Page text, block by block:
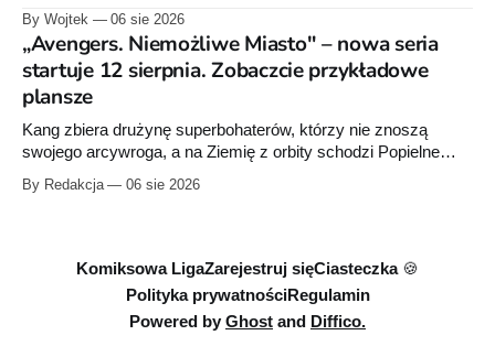
przygotowuje nową edycję albumu „Wróć do mnie, jeszcze
raz”, którego pierwsze wydanie ukazało się w 2015 roku.
By Wojtek 06 sie 2026
„Avengers. Niemożliwe Miasto" – nowa seria
startuje 12 sierpnia. Zobaczcie przykładowe
plansze
Kang zbiera drużynę superbohaterów, którzy nie znoszą
swojego arcywroga, a na Ziemię z orbity schodzi Popielne
Przymierze z królem Arturem na czele. Pierwszy tom nowej
serii Avengers autorstwa Jeda MacKaya trafia do sklepów 12
By Redakcja 06 sie 2026
Komiksowa LigaZarejestruj sięCiasteczka 🍪
Polityka prywatnościRegulamin
Powered by Ghost and Diffico.